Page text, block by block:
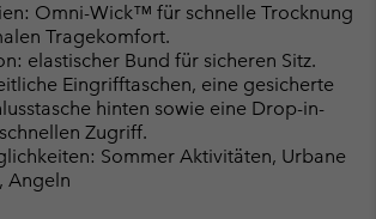
Omni-Wick™ für schnelle Trocknung
Tragekomfort.
elastischer Bund für sicheren Sitz.
Eingrifftaschen, eine gesicherte
hinten sowie eine Drop-in-
Zugriff.
Sommer Aktivitäten, Urbane
Angeln